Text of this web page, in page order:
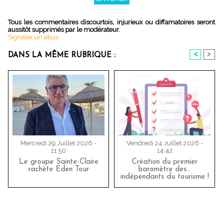
Tous les commentaires discourtois, injurieux ou diffamatoires seront
aussitôt supprimés par le modérateur.
Signaler un abus
DANS LA MÊME RUBRIQUE : < >
Mercredi 29 Juillet 2026 -
11:50
Le groupe Sainte-Claire
rachète Eden Tour
Vendredi 24 Juillet 2026 -
14:42
Création du premier
baromètre des…
indépendants du tourisme !